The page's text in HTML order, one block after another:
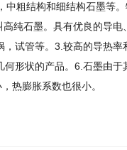
粗结构和细结构石墨等
纯石墨。具有优良的导
试管等。3.较高的导热
形状的产品。6.石墨由
热膨胀系数也很小。